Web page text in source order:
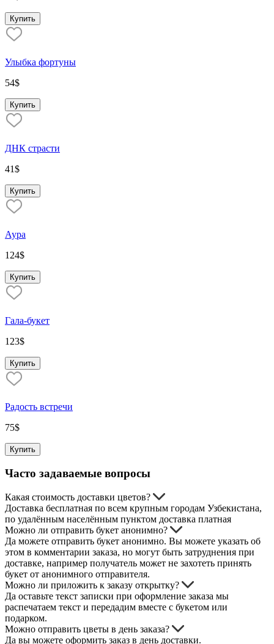
Купить
Улыбка фортуны
54$
Купить
ДНК страсти
41$
Купить
Аура
124$
Купить
Гала-букет
123$
Купить
Радость встречи
75$
Купить
Часто задаваемые вопросы
Какая стоимость доставки цветов?
Доставка бесплатная по всем крупным городам Узбекистана,
по удалённым населённым пунктом доставка платная
Можно ли отправить букет анонимно?
Да можете отправить букет анонимно. Вы можете указать об
этом в комментарии заказа, но могут быть затруднения при
доставке, например получатель может не захотеть принять
букет от анонимного отправителя.
Можно ли приложить к заказу открытку?
Да оставьте текст записки при оформление заказа мы
распечатаем текст и передадим вместе с букетом или
подарком.
Можно отправить цветы в день заказа?
Да вы можете оформить заказ в день доставки.